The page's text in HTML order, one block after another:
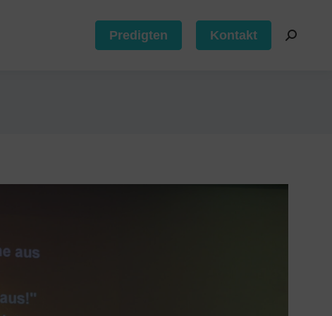
Predigten Kontakt
Predigten Kontakt